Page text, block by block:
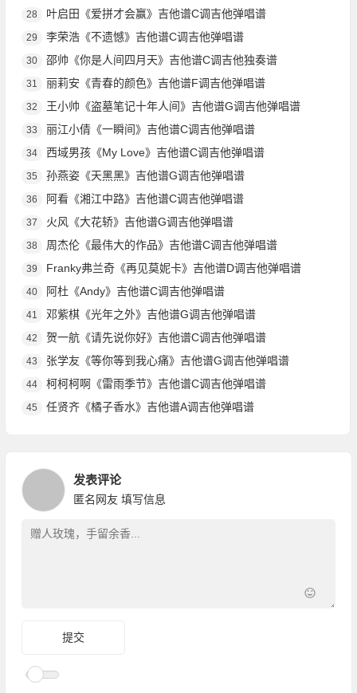
28 叶启田《爱拼才会赢》吉他谱C调吉他弹唱谱
29 李荣浩《不遗憾》吉他谱C调吉他弹唱谱
30 邵帅《你是人间四月天》吉他谱C调吉他独奏谱
31 丽莉安《青春的颜色》吉他谱F调吉他弹唱谱
32 王小帅《盗墓笔记十年人间》吉他谱G调吉他弹唱谱
33 丽江小倩《一瞬间》吉他谱C调吉他弹唱谱
34 西域男孩《My Love》吉他谱C调吉他弹唱谱
35 孙燕姿《天黑黑》吉他谱G调吉他弹唱谱
36 阿看《湘江中路》吉他谱C调吉他弹唱谱
37 火风《大花轿》吉他谱G调吉他弹唱谱
38 周杰伦《最伟大的作品》吉他谱C调吉他弹唱谱
39 Franky弗兰奇《再见莫妮卡》吉他谱D调吉他弹唱谱
40 阿杜《Andy》吉他谱C调吉他弹唱谱
41 邓紫棋《光年之外》吉他谱G调吉他弹唱谱
42 贺一航《请先说你好》吉他谱C调吉他弹唱谱
43 张学友《等你等到我心痛》吉他谱G调吉他弹唱谱
44 柯柯柯啊《雷雨季节》吉他谱C调吉他弹唱谱
45 任贤齐《橘子香水》吉他谱A调吉他弹唱谱
发表评论
匿名网友 填写信息